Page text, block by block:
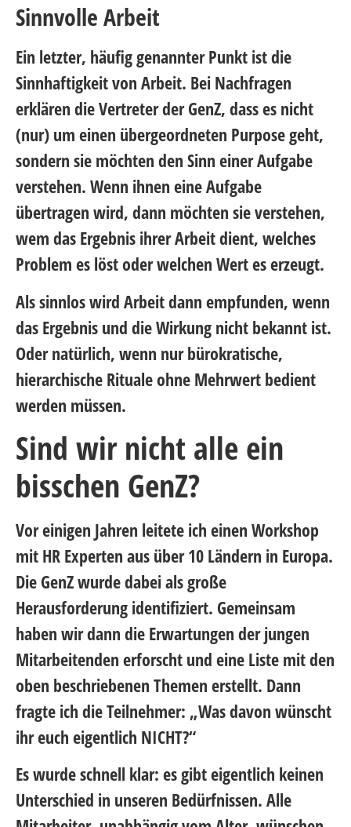
Sinnvolle Arbeit
Ein letzter, häufig genannter Punkt ist die
Sinnhaftigkeit von Arbeit. Bei Nachfragen
erklären die Vertreter der GenZ, dass es nicht
(nur) um einen übergeordneten Purpose geht,
sondern sie möchten den Sinn einer Aufgabe
verstehen. Wenn ihnen eine Aufgabe
übertragen wird, dann möchten sie verstehen,
wem das Ergebnis ihrer Arbeit dient, welches
Problem es löst oder welchen Wert es erzeugt.
Als sinnlos wird Arbeit dann empfunden, wenn
das Ergebnis und die Wirkung nicht bekannt ist.
Oder natürlich, wenn nur bürokratische,
hierarchische Rituale ohne Mehrwert bedient
werden müssen.
Sind wir nicht alle ein
bisschen GenZ?
Vor einigen Jahren leitete ich einen Workshop
mit HR Experten aus über 10 Ländern in Europa.
Die GenZ wurde dabei als große
Herausforderung identifiziert. Gemeinsam
haben wir dann die Erwartungen der jungen
Mitarbeitenden erforscht und eine Liste mit den
oben beschriebenen Themen erstellt. Dann
fragte ich die Teilnehmer: „Was davon wünscht
ihr euch eigentlich NICHT?“
Es wurde schnell klar: es gibt eigentlich keinen
Unterschied in unseren Bedürfnissen. Alle